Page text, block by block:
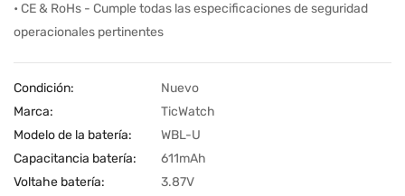
• CE & RoHs - Cumple todas las especificaciones de seguridad
operacionales pertinentes
Condición:
Nuevo
Marca:
TicWatch
Modelo de la batería:
WBL-U
Capacitancia batería:
611mAh
Voltahe batería:
3.87V